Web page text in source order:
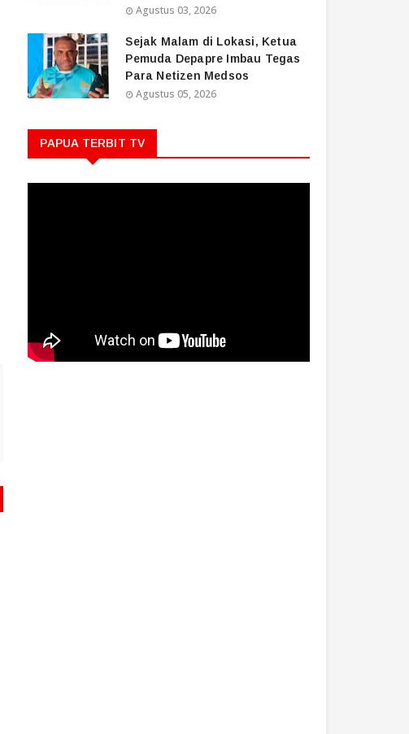
Agustus 03, 2026
Sejak Malam di Lokasi, Ketua
Pemuda Depapre Imbau Tegas
Para Netizen Medsos
Agustus 05, 2026
PAPUA TERBIT TV